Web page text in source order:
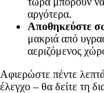
αργότερα.
Αποθηκεύστε
μακριά από
αεριζόμενος
Αφιερώστε πέντε
έλεγχο – θα δείτε τη